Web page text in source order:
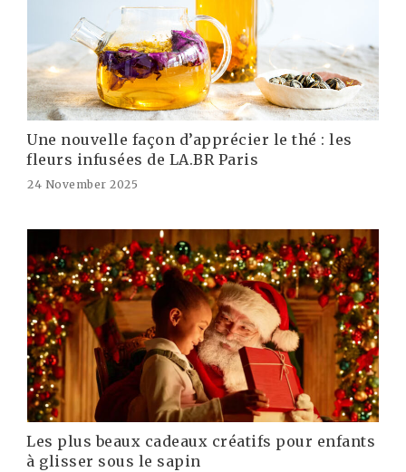
Une nouvelle façon d’apprécier le thé : les
fleurs infusées de LA.BR Paris
24 November 2025
Les plus beaux cadeaux créatifs pour enfants
à glisser sous le sapin